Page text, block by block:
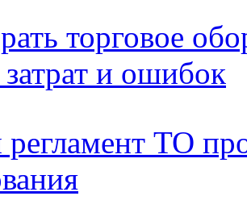
торговое
и ошибок
ТО